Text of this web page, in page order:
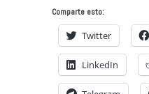
Comparte esto:
Twitter
LinkedIn